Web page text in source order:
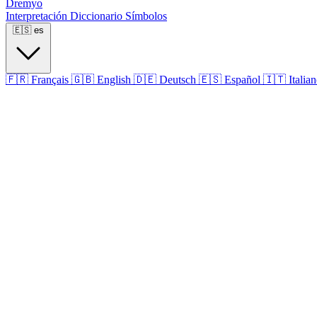
Dremyo
Interpretación Diccionario Símbolos
🇪🇸 es
🇫🇷 Français 🇬🇧 English 🇩🇪 Deutsch 🇪🇸 Español 🇮🇹